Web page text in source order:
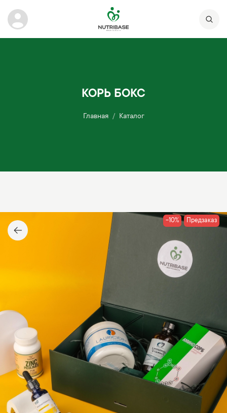
КОРЬ БОКС
Главная Каталог
-10% Предзаказ